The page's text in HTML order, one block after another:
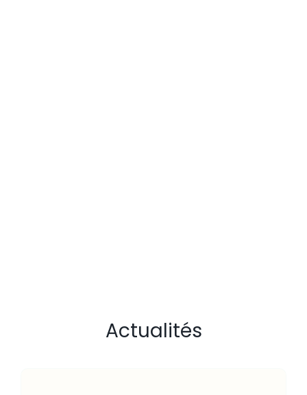
Actualités